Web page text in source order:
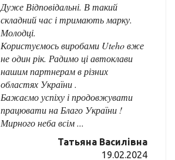
Дуже Відповідальні. В такий
складний час і тримають марку.
Молодці.
Користуємось виробами Uteho вже
не один рік. Радимо ці автоклави
нашим партнерам в різних
областях України .
Бажаємо успіху і продовжувати
працювати на Благо України !
Мирного неба всім ...
Татьяна Василівна
19.02.2024